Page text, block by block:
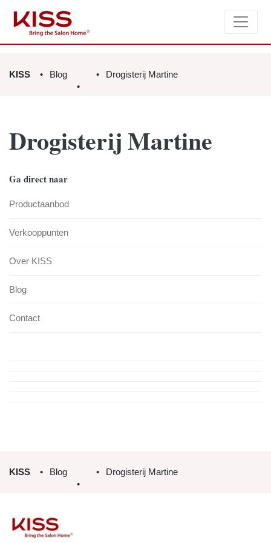
KISS Blog Drogisterij Martine
Drogisterij Martine
Ga direct naar
Productaanbod
Verkooppunten
Over KISS
Blog
Contact
KISS Blog Drogisterij Martine